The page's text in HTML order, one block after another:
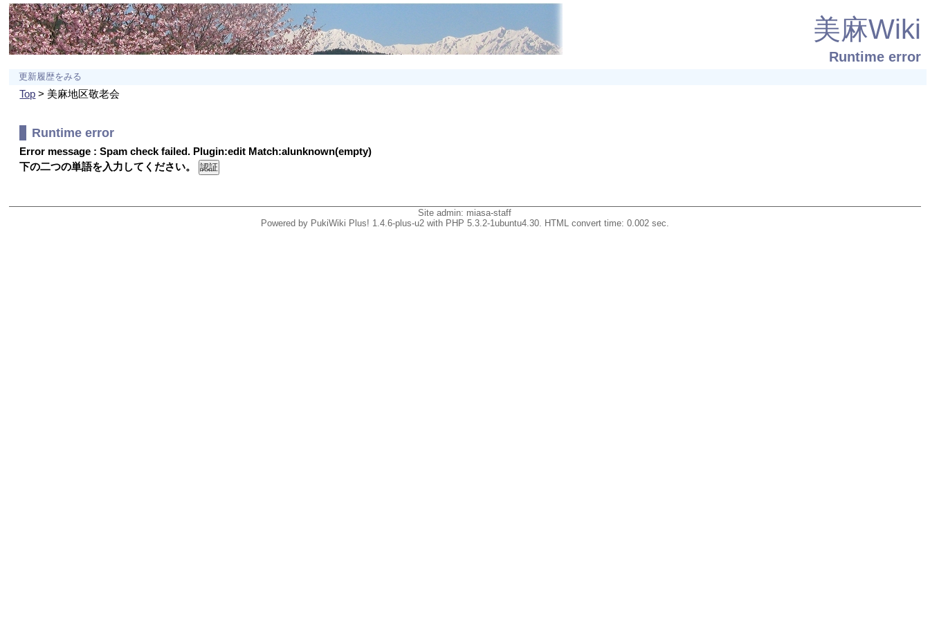
美麻Wiki
Runtime error
更新履歴をみる
Top > 美麻地区敬老会
Runtime error
Error message : Spam check failed. Plugin:edit Match:alunknown(empty)
下の二つの単語を入力してください。
Site admin: miasa-staff
Powered by PukiWiki Plus! 1.4.6-plus-u2 with PHP 5.3.2-1ubuntu4.30. HTML convert time: 0.002 sec.